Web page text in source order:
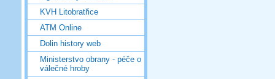
KVH Litobratřice
ATM Online
Dolin history web
Ministerstvo obrany - péče o
válečné hroby